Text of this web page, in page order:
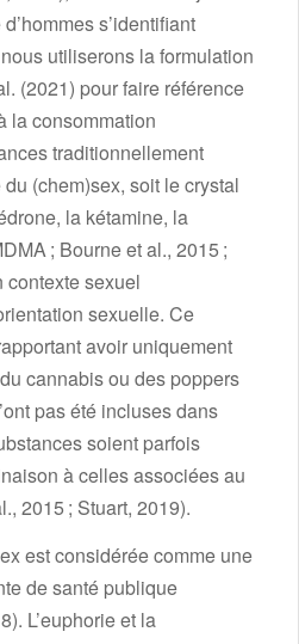
s’identifiant
utiliserons la formulation
(2021) pour faire référence
la consommation
traditionnellement
(chem)sex, soit le crystal
la kétamine, la
; Bourne et al., 2015 ;
contexte sexuel
sexuelle. Ce
avoir uniquement
cannabis ou des poppers
pas été incluses dans
soient parfois
à celles associées au
2015 ; Stuart, 2019).
est considérée comme une
de santé publique
L’euphorie et la